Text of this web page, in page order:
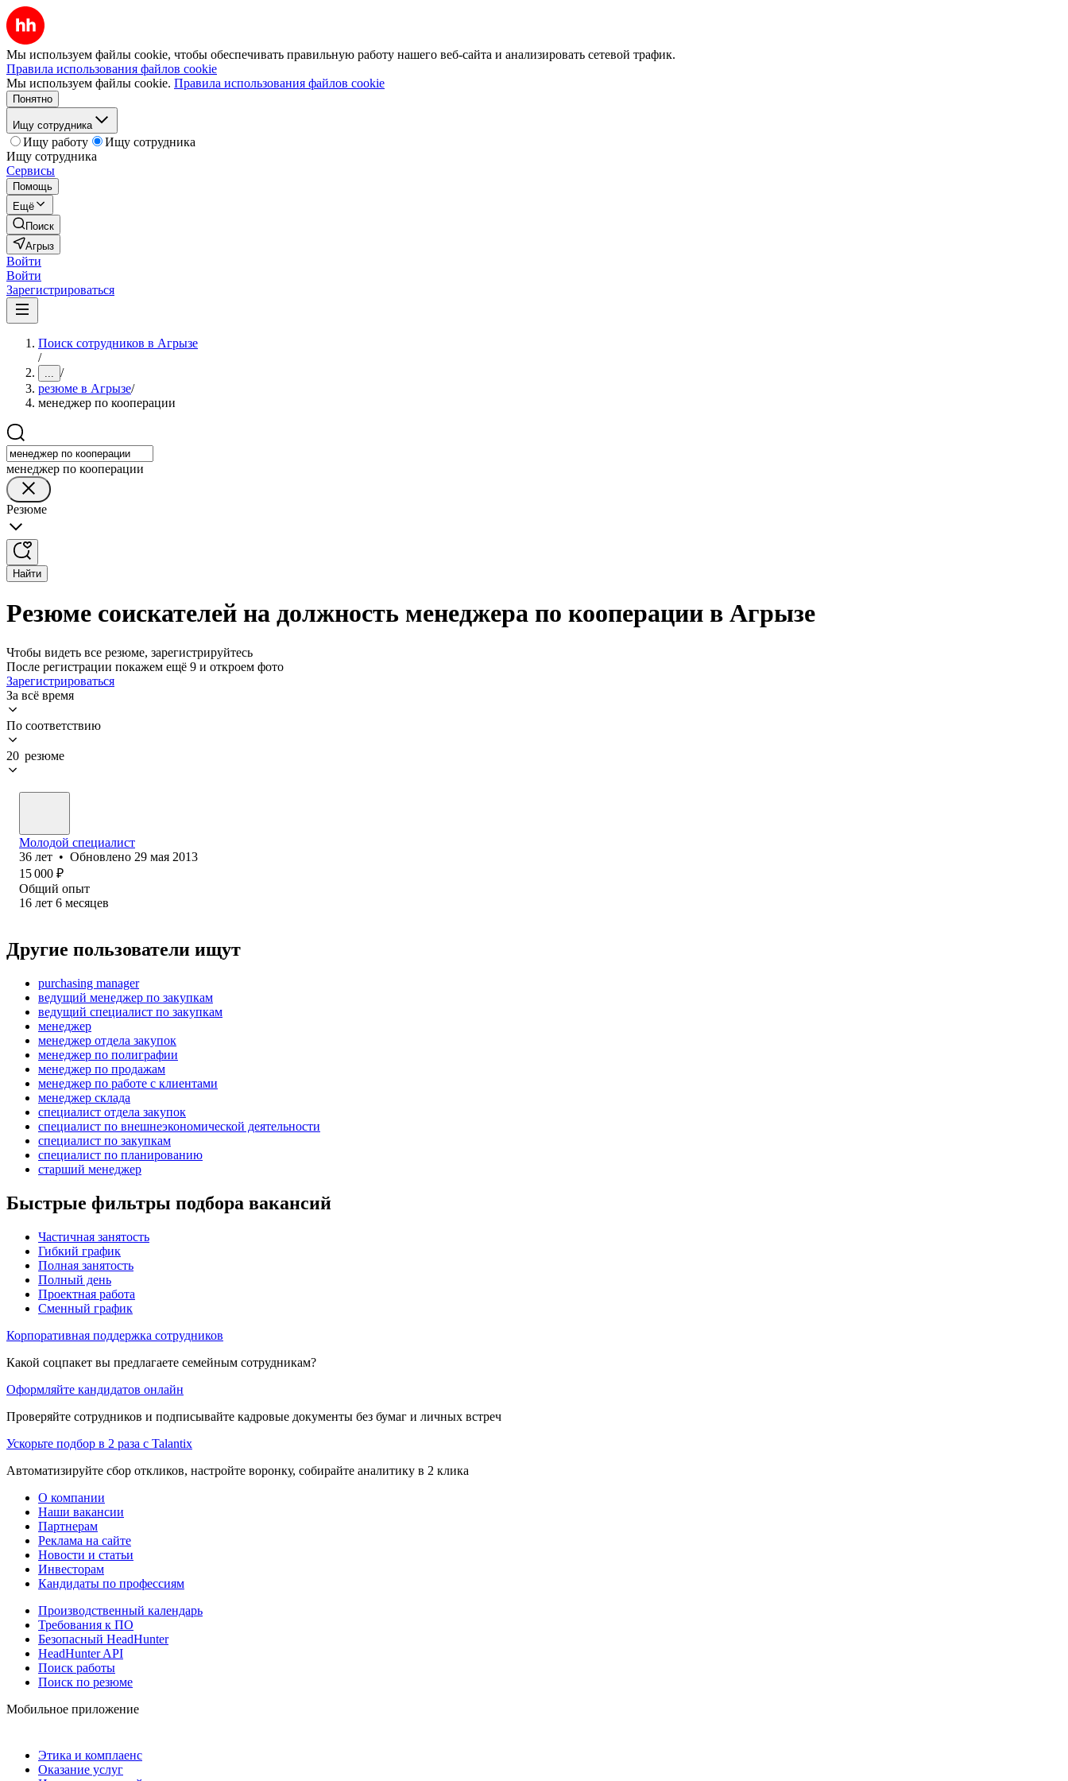
Мы используем файлы cookie, чтобы обеспечивать правильную работу нашего веб-сайта и анализировать сетевой трафик.
Правила использования файлов cookie
Мы используем файлы cookie. Правила использования файлов cookie
Понятно
Ищу сотрудника
Ищу работу
Ищу сотрудника
Ищу сотрудника
Сервисы
Помощь
Ещё
Поиск
Агрыз
Войти
Войти
Зарегистрироваться
Поиск сотрудников в Агрызе
/
... /
резюме в Агрызе/
менеджер по кооперации
менеджер по кооперации
Резюме
Найти
Резюме соискателей на должность менеджера по кооперации в Агрызе
Чтобы видеть все резюме, зарегистрируйтесь
После регистрации покажем ещё 9 и откроем фото
Зарегистрироваться
За всё время
По соответствию
20 резюме
Молодой специалист
36 лет • Обновлено 29 мая 2013
15 000 ₽
Общий опыт
16 лет 6 месяцев
Другие пользователи ищут
purchasing manager
ведущий менеджер по закупкам
ведущий специалист по закупкам
менеджер
менеджер отдела закупок
менеджер по полиграфии
менеджер по продажам
менеджер по работе с клиентами
менеджер склада
специалист отдела закупок
специалист по внешнеэкономической деятельности
специалист по закупкам
специалист по планированию
старший менеджер
Быстрые фильтры подбора вакансий
Частичная занятость
Гибкий график
Полная занятость
Полный день
Проектная работа
Сменный график
Корпоративная поддержка сотрудников
Какой соцпакет вы предлагаете семейным сотрудникам?
Оформляйте кандидатов онлайн
Проверяйте сотрудников и подписывайте кадровые документы без бумаг и личных встреч
Ускорьте подбор в 2 раза с Talantix
Автоматизируйте сбор откликов, настройте воронку, собирайте аналитику в 2 клика
О компании
Наши вакансии
Партнерам
Реклама на сайте
Новости и статьи
Инвесторам
Кандидаты по профессиям
Производственный календарь
Требования к ПО
Безопасный HeadHunter
HeadHunter API
Поиск работы
Поиск по резюме
Мобильное приложение
Этика и комплаенс
Оказание услуг